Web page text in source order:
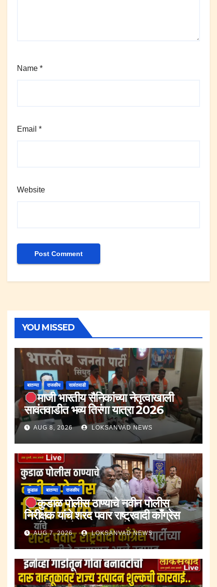
Name *
Email *
Website
YOU MISSED
बातम्या राजकीय सावंतवाडी
माजी भारतीय सैनिकांच्या नेतृत्वाखाली
सावंतवाडीत भव्य तिरंगा यात्रा 2026
AUG 8, 2026 LOKSANVAD NEWS
कुडाळ बातम्या राजकीय
कुडाळ पोलीस ठाण्याचे नवीन पोलीस
निरीक्षक यांचे शरद पवार राष्ट्रवादी काँग्रेस
पार्टीच्या वतीने करण्यात आले स्वागत.
AUG 7, 2026 LOKSANVAD NEWS